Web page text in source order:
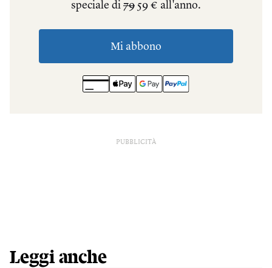
PUBBLICITÀ
Leggi anche